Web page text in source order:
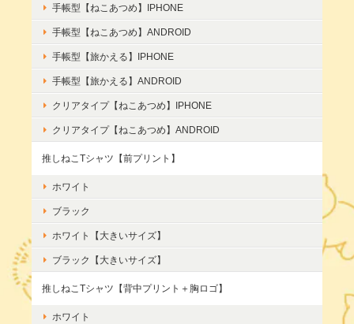
手帳型【ねこあつめ】IPHONE
手帳型【ねこあつめ】ANDROID
手帳型【旅かえる】IPHONE
手帳型【旅かえる】ANDROID
クリアタイプ【ねこあつめ】IPHONE
クリアタイプ【ねこあつめ】ANDROID
推しねこTシャツ【前プリント】
ホワイト
ブラック
ホワイト【大きいサイズ】
ブラック【大きいサイズ】
推しねこTシャツ【背中プリント＋胸ロゴ】
ホワイト